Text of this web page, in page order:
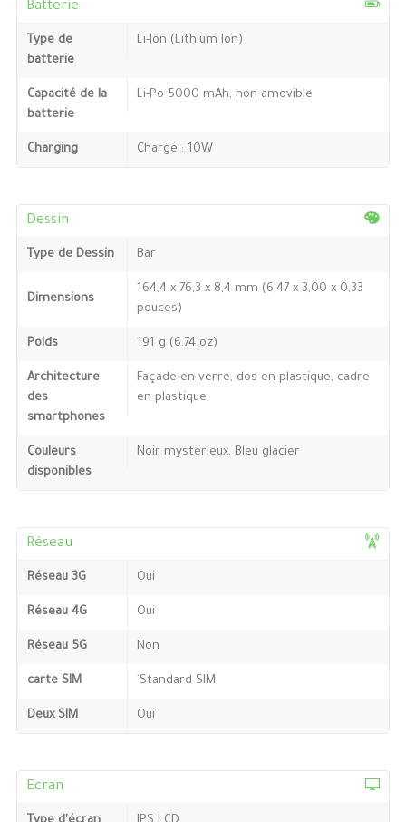
Batterie
Type de
batterie
Li-Ion (Lithium Ion)
Capacité de la
batterie
Li-Po 5000 mAh, non amovible
Charging Charge : 10W
Dessin
Type de Dessin Bar
Dimensions
164,4 x 76,3 x 8,4 mm (6,47 x 3,00 x 0,33
pouces)
Poids 191 g (6.74 oz)
Architecture
des
smartphones
Façade en verre, dos en plastique, cadre
en plastique
Couleurs
disponibles
Noir mystérieux, Bleu glacier
Réseau
Réseau 3G Oui
Réseau 4G Oui
Réseau 5G Non
carte SIM `Standard SIM
Deux SIM Oui
Ecran